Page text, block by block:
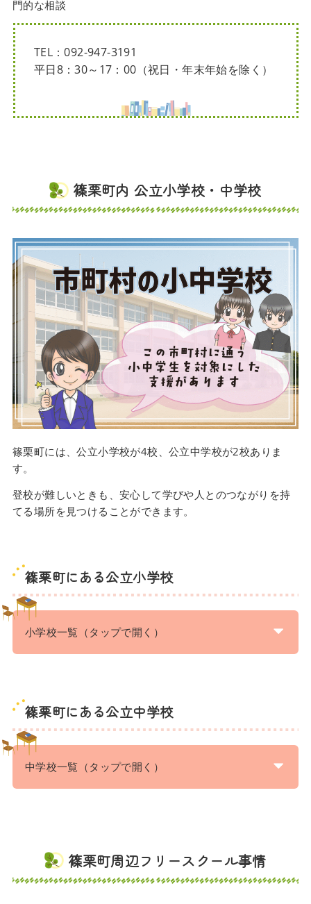
門的な相談
TEL：092-947-3191
平日8：30～17：00（祝日・年末年始を除く）
篠栗町内 公立小学校・中学校
篠栗町には、公立小学校が4校、公立中学校が2校ありま
す。
登校が難しいときも、安心して学びや人とのつながりを持
てる場所を見つけることができます。
篠栗町にある公立小学校
小学校一覧（タップで開く）
篠栗町にある公立中学校
中学校一覧（タップで開く）
篠栗町周辺フリースクール事情